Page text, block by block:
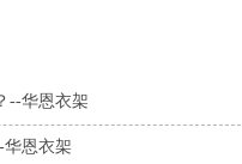
--华恩衣架
恩衣架